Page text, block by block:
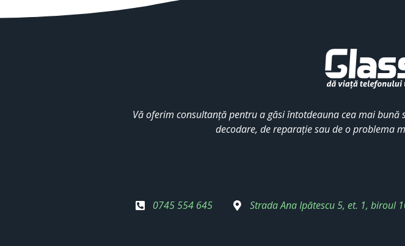
Vă oferim consultanță pentru a găsi întotdeauna cea mai
decodare, de reparație sau de o problema
0745 554 645 Strada Ana Ipătescu 5, et. 1, biroul